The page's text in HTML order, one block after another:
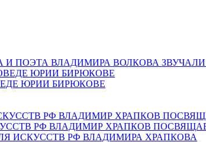
ПОЭТА ВЛАДИМИРА ВОЛКОВА
ЮРИИ БИРЮКОВЕ
РФ ВЛАДИМИР ХРАПКОВ